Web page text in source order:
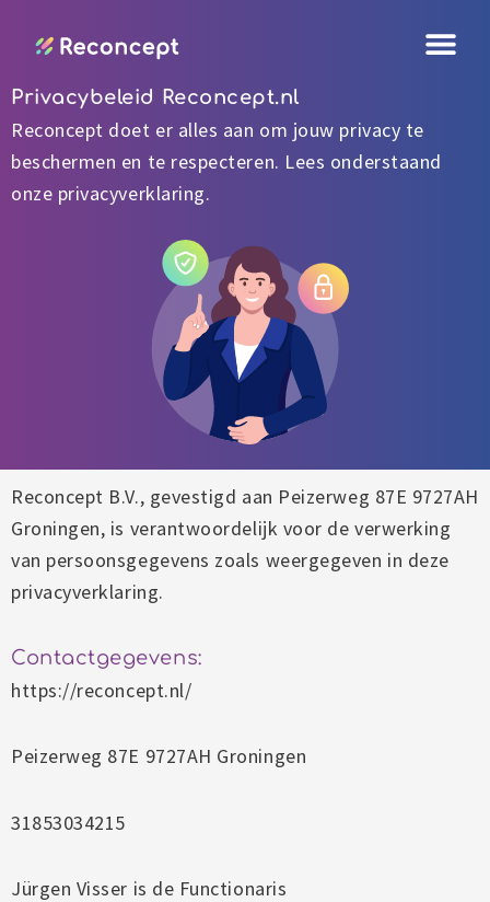
naar
inhoud
Privacybeleid Reconcept.nl
Reconcept doet er alles aan om jouw privacy te
beschermen en te respecteren. Lees onderstaand
onze privacyverklaring.
Reconcept B.V., gevestigd aan Peizerweg 87E 9727AH
Groningen, is verantwoordelijk voor de verwerking
van persoonsgegevens zoals weergegeven in deze
privacyverklaring.
Contactgegevens:
https://reconcept.nl/
Peizerweg 87E 9727AH Groningen
31853034215
Jürgen Visser is de Functionaris